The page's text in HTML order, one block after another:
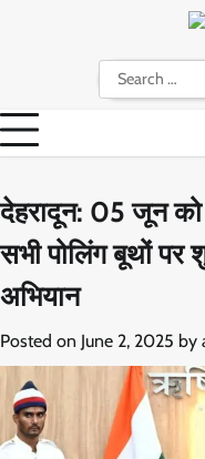
Search
for:
देहरादून: 05 जून को
सभी पोलिंग बूथों पर
अभियान
Posted on June 2, 2025 by